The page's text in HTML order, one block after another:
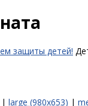
защиты детей!
| large (980x653) |